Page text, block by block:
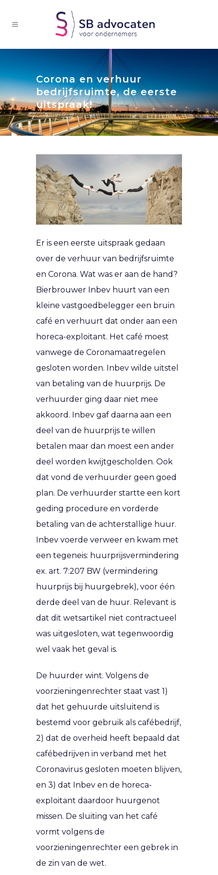
Corona en verhuur
bedrijfsruimte, de eerste
uitspraak!
Er is een eerste uitspraak gedaan
over de verhuur van bedrijfsruimte
en Corona. Wat was er aan de hand?
Bierbrouwer Inbev huurt van een
kleine vastgoedbelegger een bruin
café en verhuurt dat onder aan een
horeca-exploitant. Het café moest
vanwege de Coronamaatregelen
gesloten worden. Inbev wilde uitstel
van betaling van de huurprijs. De
verhuurder ging daar niet mee
akkoord. Inbev gaf daarna aan een
deel van de huurprijs te willen
betalen maar dan moest een ander
deel worden kwijtgescholden. Ook
dat vond de verhuurder geen goed
plan. De verhuurder startte een kort
geding procedure en vorderde
betaling van de achterstallige huur.
Inbev voerde verweer en kwam met
een tegeneis: huurprijsvermindering
ex. art. 7:207 BW (vermindering
huurprijs bij huurgebrek), voor één
derde deel van de huur. Relevant is
dat dit wetsartikel niet contractueel
was uitgesloten, wat tegenwoordig
wel vaak het geval is.
De huurder wint. Volgens de
voorzieningenrechter staat vast 1)
dat het gehuurde uitsluitend is
bestemd voor gebruik als cafébedrijf,
2) dat de overheid heeft bepaald dat
cafébedrijven in verband met het
Coronavirus gesloten moeten blijven,
en 3) dat Inbev en de horeca-
exploitant daardoor huurgenot
missen. De sluiting van het café
vormt volgens de
voorzieningenrechter een gebrek in
de zin van de wet.